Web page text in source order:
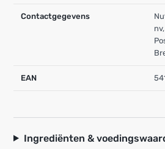
Contactgegevens
nv,
EAN
Ingrediënten &